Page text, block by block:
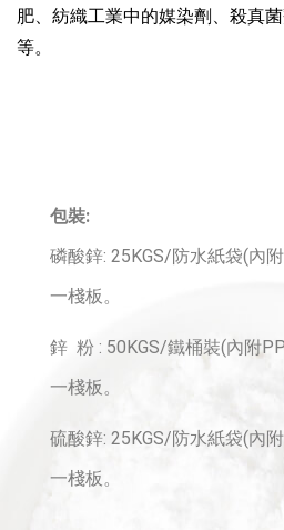
肥、紡織工業中的媒染劑、殺真
等。
包裝:
磷酸鋅: 25KGS/防水紙袋(內
一棧板。
鋅 粉 : 50KGS/鐵桶裝(內附
一棧板。
硫酸鋅: 25KGS/防水紙袋(內
一棧板。